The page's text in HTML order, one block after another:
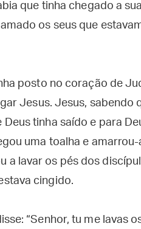
que tinha chegado a
os seus que
posto no coração de
Jesus. Jesus, sabendo
tinha saído e para
uma toalha e amarrou-
a lavar os pés dos
cingido.
“Senhor, tu me lavas